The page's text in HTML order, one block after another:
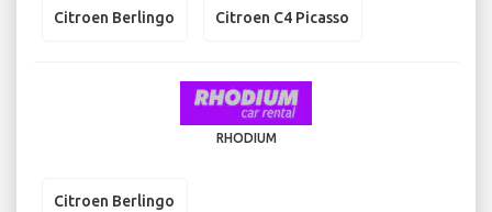
Citroen Berlingo Citroen C4 Picasso
RHODIUM
Citroen Berlingo